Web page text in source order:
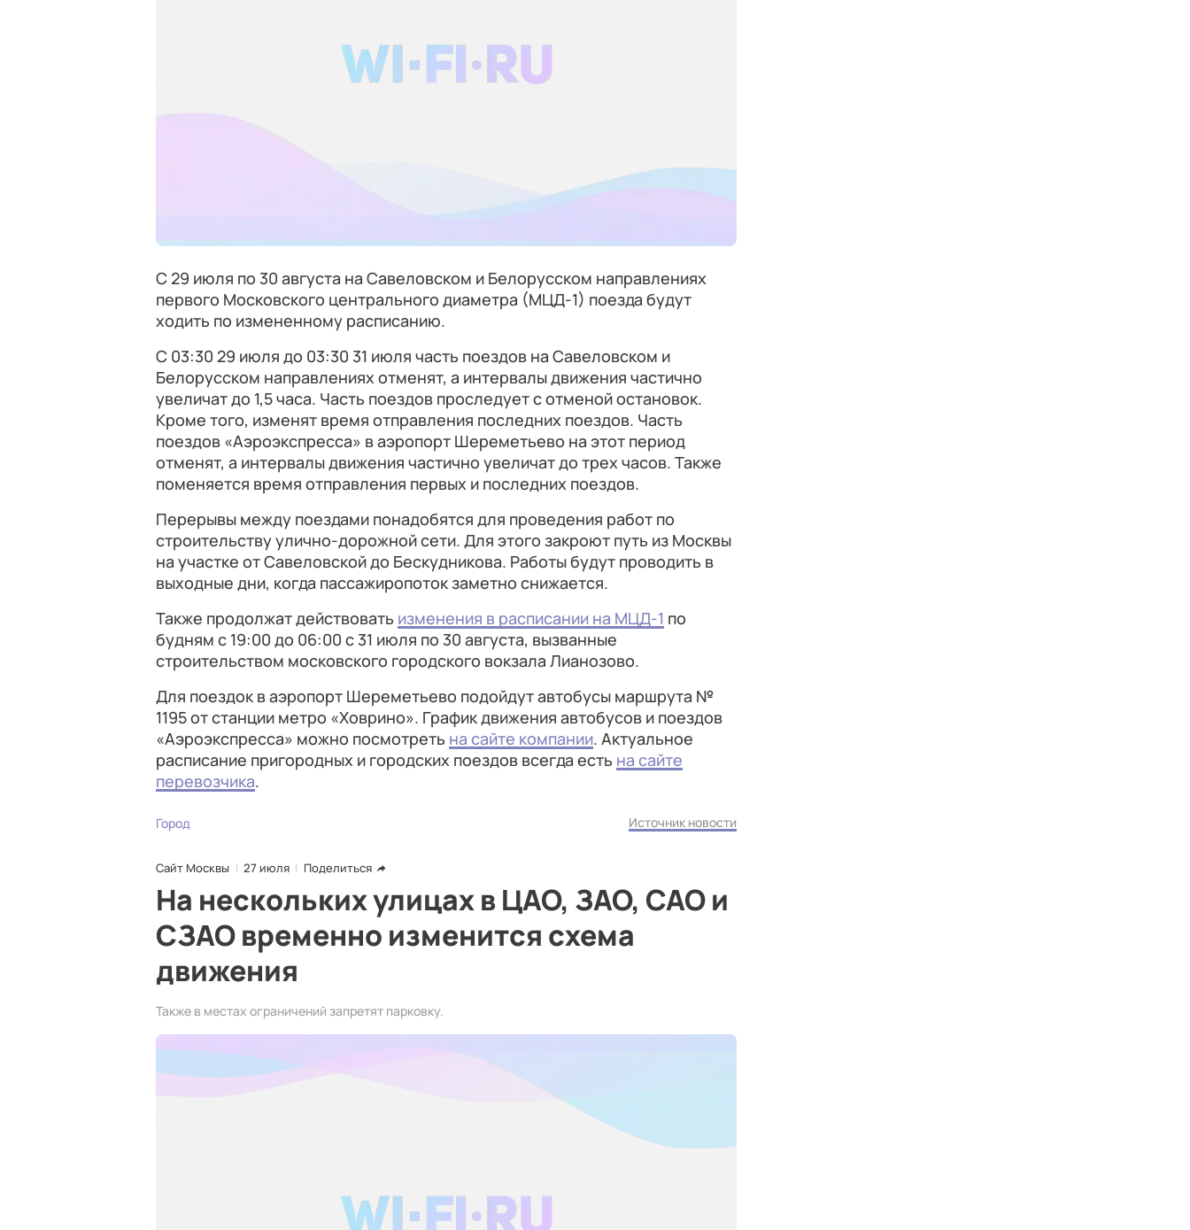
С 29 июля по 30 августа на Савеловском и Белорусском направлениях
первого Московского центрального диаметра (МЦД-1) поезда будут
ходить по измененному расписанию.
С 03:30 29 июля до 03:30 31 июля часть поездов на Савеловском и
Белорусском направлениях отменят, а интервалы движения частично
увеличат до 1,5 часа. Часть поездов проследует с отменой остановок.
Кроме того, изменят время отправления последних поездов. Часть
поездов «Аэроэкспресса» в аэропорт Шереметьево на этот период
отменят, а интервалы движения частично увеличат до трех часов. Также
поменяется время отправления первых и последних поездов.
Перерывы между поездами понадобятся для проведения работ по
строительству улично-дорожной сети. Для этого закроют путь из Москвы
на участке от Савеловской до Бескудникова. Работы будут проводить в
выходные дни, когда пассажиропоток заметно снижается.
Также продолжат действовать изменения в расписании на МЦД-1 по
будням с 19:00 до 06:00 с 31 июля по 30 августа, вызванные
строительством московского городского вокзала Лианозово.
Для поездок в аэропорт Шереметьево подойдут автобусы маршрута №
1195 от станции метро «Ховрино». График движения автобусов и поездов
«Аэроэкспресса» можно посмотреть на сайте компании. Актуальное
расписание пригородных и городских поездов всегда есть на сайте
перевозчика.
Город Источник новости
Сайт Москвы 27 июля Поделиться
На нескольких улицах в ЦАО, ЗАО, САО и
СЗАО временно изменится схема
движения
Также в местах ограничений запретят парковку.